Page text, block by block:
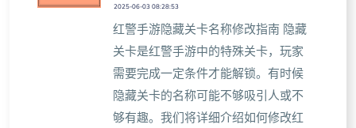
2025-06-03 08:28:53
红警手游隐藏关卡名称修改指南 隐藏
关卡是红警手游中的特殊关卡，玩家
需要完成一定条件才能解锁。有时候
隐藏关卡的名称可能不够吸引人或不
够有趣。我们将详细介绍如何修改红